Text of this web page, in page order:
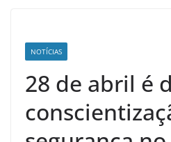
NOTÍCIAS
28 de abril é